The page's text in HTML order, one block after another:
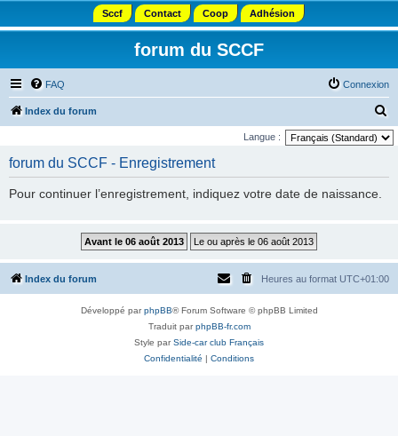
Sccf Contact Coop Adhésion
forum du SCCF
FAQ Connexion
Index du forum
e
e
Langue :
forum du SCCF - Enregistrement
Pour continuer l’enregistrement, indiquez votre date de naissance.
Index du forum Heures au format UTC+01:00
Développé parphpBB® Forum Software © phpBB Limited
Traduit parphpBB-fr.com
Style parSide-car club Français
Confidentialité
Conditions